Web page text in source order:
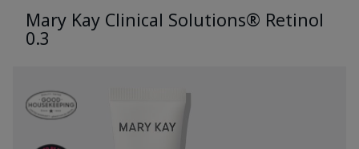
Mary Kay Clinical Solutions® Retinol
0.3